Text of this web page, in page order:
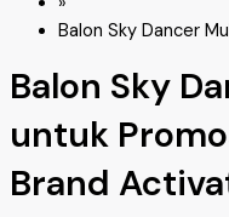
Balon Sky Dancer
Balon Sky
untuk
Brand